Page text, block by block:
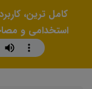
کامل ترین،
استخدامی و